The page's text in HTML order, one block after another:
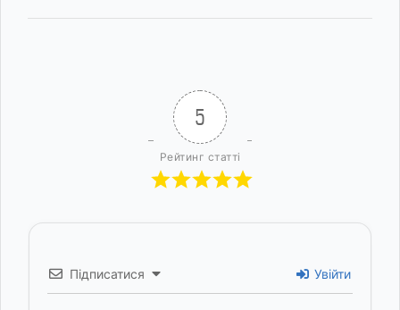
5
Рейтинг статті
Підписатися Увійти